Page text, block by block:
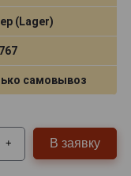
(Lager)
самовывоз
+ В заявку